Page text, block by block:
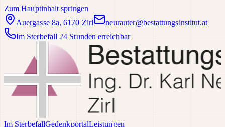
Zum Hauptinhalt springen
Auergasse 8a, 6170 Zirl
neurauter@bestattungsinstitut.at
Im Sterbefall 24 Stunden erreichbar
Im SterbefallGedenkportalLeistungen